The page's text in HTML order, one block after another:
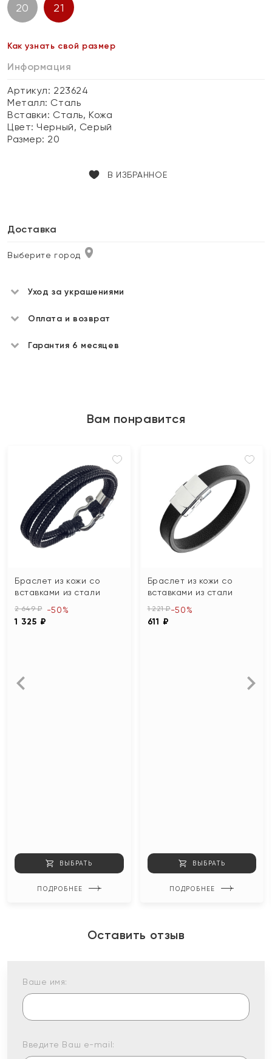
20 21
Как узнать свой размер
Информация
Артикул: 223624
Металл: Сталь
Вставки: Сталь, Кожа
Цвет:Черный, Серый
Размер: 20
В ИЗБРАННОЕ
Доставка
Выберите город
Уход за украшениями
Оплата и возврат
Гарантия 6 месяцев
Вам понравится
Браслет из кожи со
вставками из стали
2 649 ₽
1 325 ₽
-50%
ВЫБРАТЬ
ПОДРОБНЕЕ
Браслет из кожи со
вставками из стали
1 221 ₽
611 ₽
-50%
ВЫБРАТЬ
ПОДРОБНЕЕ
Оставить отзыв
Ваше имя:
Введите Ваш e-mail: